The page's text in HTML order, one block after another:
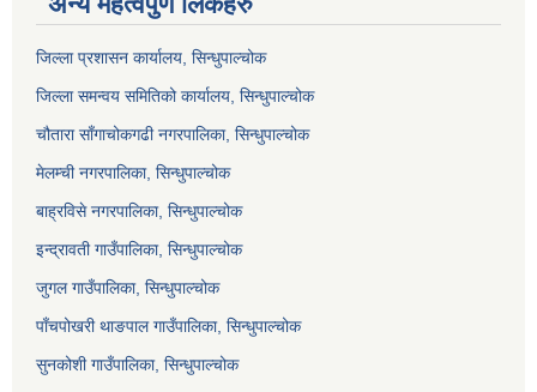
जिल्ला प्रशासन कार्यालय, सिन्धुपाल्चोक
जिल्ला समन्वय समितिको कार्यालय, सिन्धुपाल्चोक
चौतारा साँगाचोकगढी नगरपालिका, सिन्धुपाल्चोक
मेलम्ची नगरपालिका, सिन्धुपाल्चोक
बाह्रविसे नगरपालिका, सिन्धुपाल्चोक
इन्द्रावती गाउँपालिका, सिन्धुपाल्चोक
जुगल गाउँपालिका, सिन्धुपाल्चोक
पाँचपोखरी थाङपाल गाउँपालिका, सिन्धुपाल्चोक
सुनकोशी गाउँपालिका, सिन्धुपाल्चोक